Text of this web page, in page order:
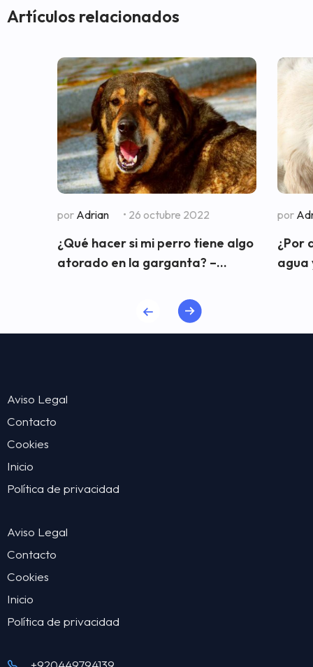
Artículos relacionados
por Adrian • 26 octubre 2022
¿Qué hacer si mi perro tiene algo
atorado en la garganta? –...
por
¿Por
agua
Aviso Legal
Contacto
Cookies
Inicio
Política de privacidad
Aviso Legal
Contacto
Cookies
Inicio
Política de privacidad